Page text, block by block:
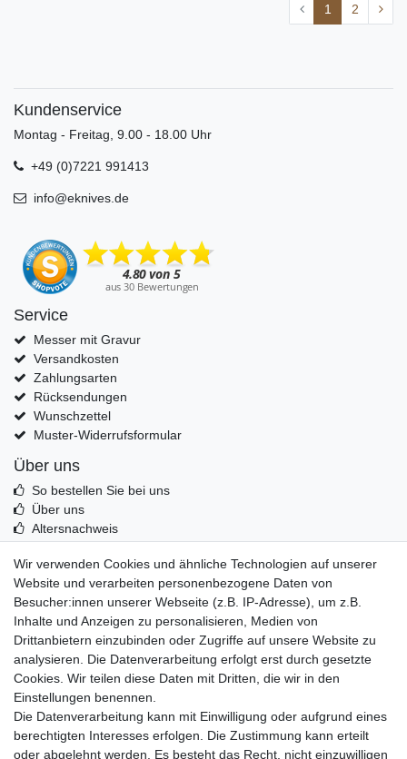
1 2
Kundenservice
Montag - Freitag, 9.00 - 18.00 Uhr
+49 (0)7221 991413
info@eknives.de
Service
Messer mit Gravur
Versandkosten
Zahlungsarten
Rücksendungen
Wunschzettel
Muster-Widerrufsformular
Über uns
So bestellen Sie bei uns
Über uns
Altersnachweis
Echtheit von Kundenbewertungen
Messer Info Forum
Messer schärfen
Messerhersteller
Stahltabelle
Stahlarten
Rockwell Härte
Messerarten
Klingenformen
Holzarten
Wir verwenden Cookies und ähnliche Technologien auf unserer
Website und verarbeiten personenbezogene Daten von
Besucher:innen unserer Webseite (z.B. IP-Adresse), um z.B.
Inhalte und Anzeigen zu personalisieren, Medien von
Drittanbietern einzubinden oder Zugriffe auf unsere Website zu
analysieren. Die Datenverarbeitung erfolgt erst durch gesetzte
Cookies. Wir teilen diese Daten mit Dritten, die wir in den
Einstellungen benennen.
Die Datenverarbeitung kann mit Einwilligung oder aufgrund eines
berechtigten Interesses erfolgen. Die Zustimmung kann erteilt
oder abgelehnt werden. Es besteht das Recht, nicht einzuwilligen